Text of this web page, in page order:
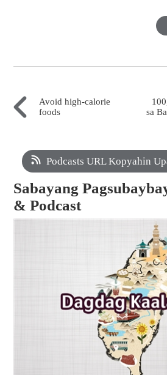
Avoid high-calorie
foods
sa
Podcasts URL Kopyahin
Sabayang
& Podcast